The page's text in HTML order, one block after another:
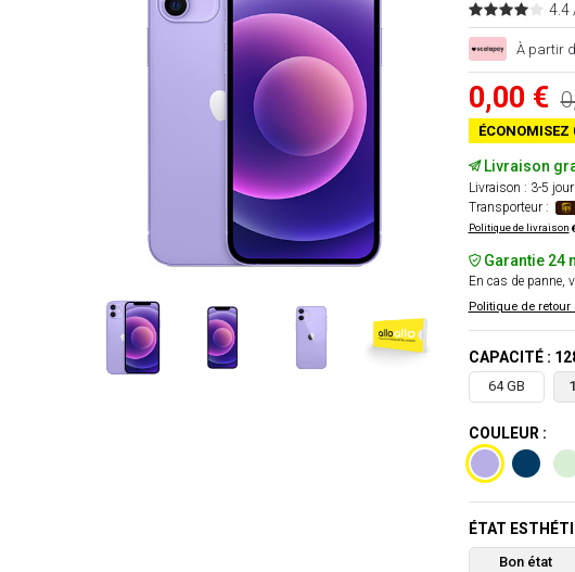
4.4
À partir
0,00 €
ÉCONOMISEZ
Livraison
Livraison : 3-5
Transporteur :
Politique de livraison
Garantie 24
En cas de panne,
Politique de
CAPACITÉ :
64 GB
COULEUR :
ÉTAT
Bon état